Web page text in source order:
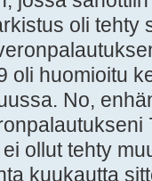
oli tehty
oli huomioitu
No,
ollut tehty
kuukautta